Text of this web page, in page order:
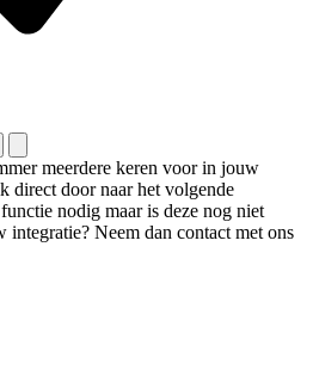
meerdere keren voor in jouw
direct door naar het volgende
nodig maar is deze nog niet
integratie? Neem dan contact met ons